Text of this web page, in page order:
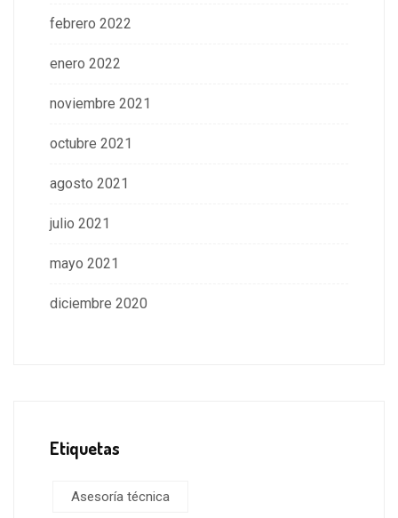
febrero 2022
enero 2022
noviembre 2021
octubre 2021
agosto 2021
julio 2021
mayo 2021
diciembre 2020
Etiquetas
Asesoría técnica